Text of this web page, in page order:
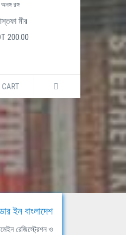
অনঙ্গ রঙ্গ
মীর
200.00
CART DETAILS
ইন বাংলাদেশ
রেজিস্ট্রেশন ও